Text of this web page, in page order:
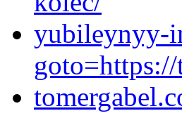
yubileynyy-